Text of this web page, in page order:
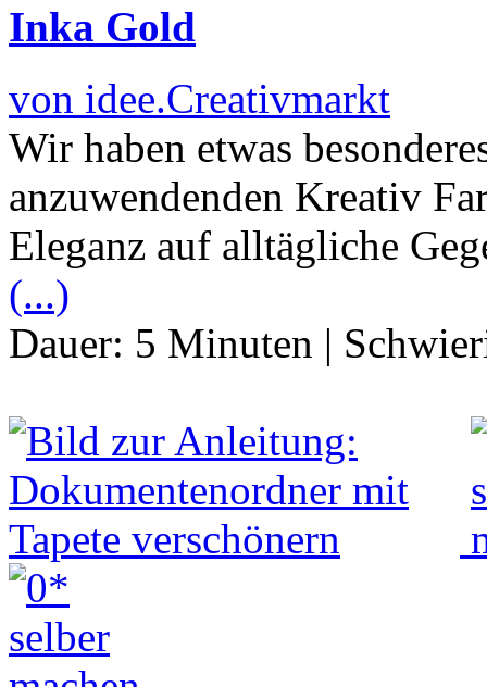
Inka Gold
von idee.Creativmarkt
Wir haben etwas
anzuwendenden Kreativ
Eleganz auf alltägliche
(...)
Dauer: 5 Minuten |